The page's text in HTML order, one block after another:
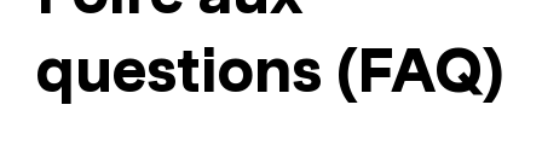
questions (FAQ)